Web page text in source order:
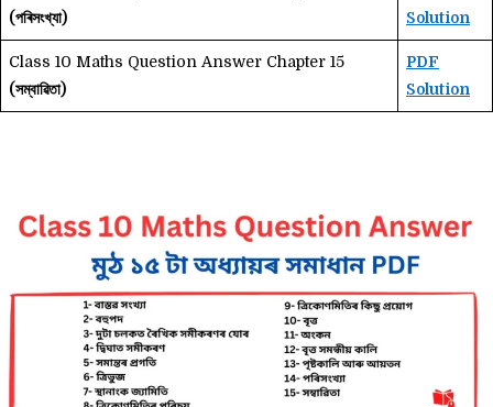
(পৰিসংখ্যা)
Solution
Class 10 Maths Question Answer Chapter 15
(সম্বাৱিতা)
PDF
Solution